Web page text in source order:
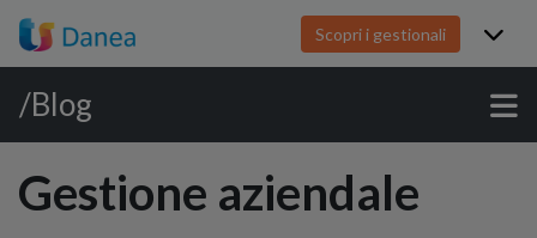
Scopri i gestionali
/Blog
Gestione aziendale